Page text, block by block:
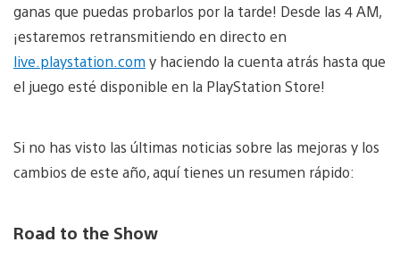
ganas que puedas probarlos por la tarde! Desde las 4 AM,
¡estaremos retransmitiendo en directo en
live.playstation.com y haciendo la cuenta atrás hasta que
el juego esté disponible en la PlayStation Store!
Si no has visto las últimas noticias sobre las mejoras y los
cambios de este año, aquí tienes un resumen rápido:
Road to the Show